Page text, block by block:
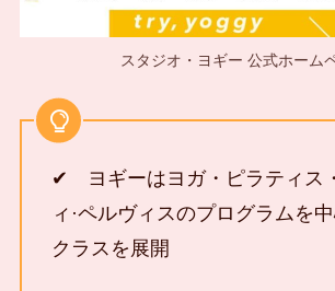
スタジオ・ヨギー 公式ホーム
✔ ヨギーはヨガ・ピラティス
ィ·ペルヴィスのプログラムを
クラスを展開